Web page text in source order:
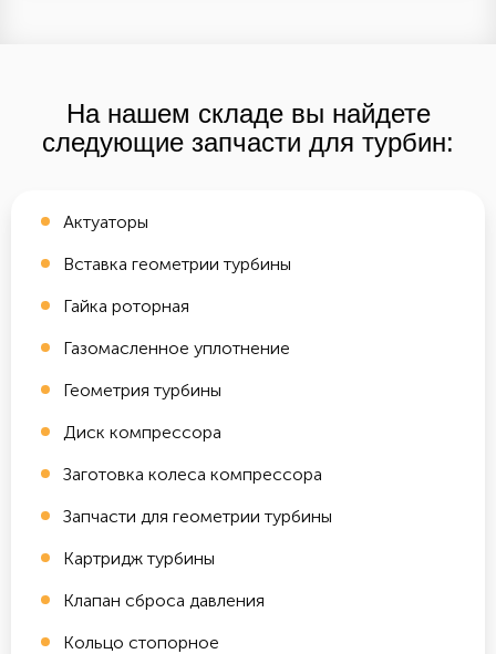
На нашем складе вы найдете
следующие запчасти для турбин:
Актуаторы
Вставка геометрии турбины
Гайка роторная
Газомасленное уплотнение
Геометрия турбины
Диск компрессора
Заготовка колеса компрессора
Запчасти для геометрии турбины
Картридж турбины
Клапан сброса давления
Кольцо стопорное